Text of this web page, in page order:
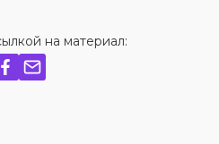
на материал: